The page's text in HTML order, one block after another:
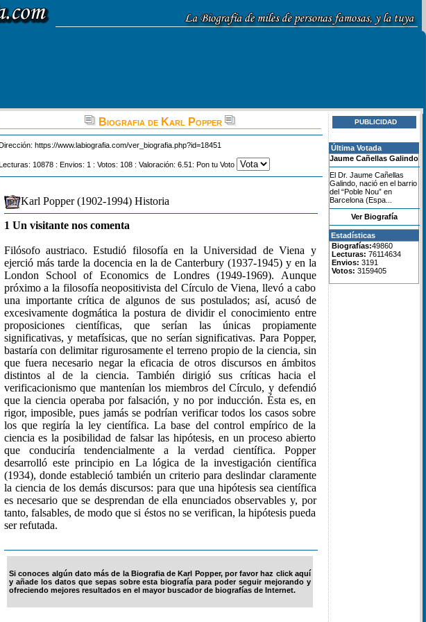
Biografia de Karl Popper
https://www.labiografia.com/ver_biografia.php?id=18451
10878 : Envios: 1 : Votos: 108 : Valoración: 6.51: Pon tu Voto
Karl Popper (1902-1994) Historia
1 Un visitante nos comenta
Filósofo austriaco. Estudió filosofía en la Universidad de Viena y
ejerció más tarde la docencia en la de Canterbury (1937-1945) y en la
London School of Economics de Londres (1949-1969). Aunque
próximo a la filosofía neopositivista del Círculo de Viena, llevó a cabo
una importante crítica de algunos de sus postulados; así, acusó de
excesivamente dogmática la postura de dividir el conocimiento entre
proposiciones científicas, que serían las únicas propiamente
significativas, y metafísicas, que no serían significativas. Para Popper,
bastaría con delimitar rigurosamente el terreno propio de la ciencia, sin
que fuera necesario negar la eficacia de otros discursos en ámbitos
distintos al de la ciencia. También dirigió sus críticas hacia el
verificacionismo que mantenían los miembros del Círculo, y defendió
que la ciencia operaba por falsación, y no por inducción. Ésta es, en
rigor, imposible, pues jamás se podrían verificar todos los casos sobre
los que regiría la ley científica. La base del control empírico de la
ciencia es la posibilidad de falsar las hipótesis, en un proceso abierto
que conduciría tendencialmente a la verdad científica. Popper
desarrolló este principio en La lógica de la investigación científica
(1934), donde estableció también un criterio para deslindar claramente
la ciencia de los demás discursos: para que una hipótesis sea científica
es necesario que se desprendan de ella enunciados observables y, por
tanto, falsables, de modo que si éstos no se verifican, la hipótesis pueda
ser refutada.
Si conoces algún dato más de la Biografia de Karl Popper, por favor haz click aquí
y añade los datos que sepas sobre esta biografía para poder seguir mejorando y
ofreciendo mejores resultados en el mayor buscador de biografías de Internet.
PUBLICIDAD
Última Votada
Jaume Cañellas Galindo
El Dr. Jaume Cañellas
Galindo, nació en el barrio
del “Poble Nou” en
Barcelona (Espa...
Ver Biografía
Estadísticas
Biografías:49860
Lecturas: 76114634
Envios: 3191
Votos: 3159405